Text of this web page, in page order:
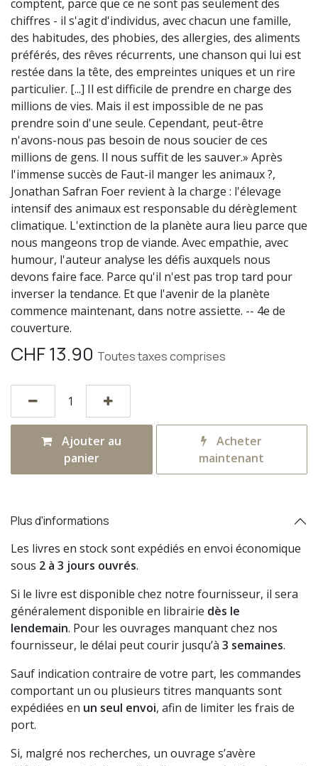
comptent, parce que ce ne sont pas seulement des
chiffres - il s'agit d'individus, avec chacun une famille,
des habitudes, des phobies, des allergies, des aliments
préférés, des rêves récurrents, une chanson qui lui est
restée dans la tête, des empreintes uniques et un rire
particulier. [...] Il est difficile de prendre en charge des
millions de vies. Mais il est impossible de ne pas
prendre soin d'une seule. Cependant, peut-être
n'avons-nous pas besoin de nous soucier de ces
millions de gens. Il nous suffit de les sauver.» Après
l'immense succès de Faut-il manger les animaux ?,
Jonathan Safran Foer revient à la charge : l'élevage
intensif des animaux est responsable du dérèglement
climatique. L'extinction de la planète aura lieu parce que
nous mangeons trop de viande. Avec empathie, avec
humour, l'auteur analyse les défis auxquels nous
devons faire face. Parce qu'il n'est pas trop tard pour
inverser la tendance. Et que l'avenir de la planète
commence maintenant, dans notre assiette. -- 4e de
couverture.
CHF13.90 Toutes taxes comprises
Ajouter au
panier
Acheter
maintenant
Plus d'informations
Les livres en stock sont expédiés en envoi économique
sous 2 à 3 jours ouvrés.
Si le livre est disponible chez notre fournisseur, il sera
généralement disponible en librairie dès le
lendemain. Pour les ouvrages manquant chez nos
fournisseur, le délai peut courir jusqu’à 3 semaines.
Sauf indication contraire de votre part, les commandes
comportant un ou plusieurs titres manquants sont
expédiées en un seul envoi, afin de limiter les frais de
port.
Si, malgré nos recherches, un ouvrage s’avère